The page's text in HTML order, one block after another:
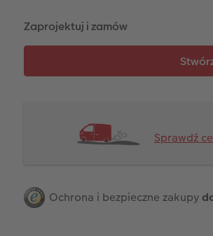
Zaprojektuj i zamów
Sprawdź
Ochrona i bezpieczne zakupy